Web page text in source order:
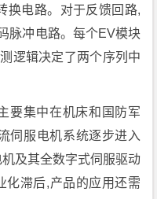
换电路。对于反馈回路,
脉冲电路。每个EV模块
逻辑决定了两个序列中
要集中在机床和国防军
伺服电机系统逐步进入
及其全数字式伺服驱动
化滞后,产品的应用还需